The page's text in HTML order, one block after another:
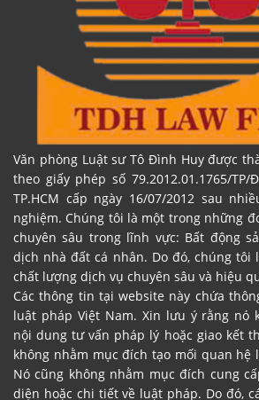
Văn phòng Luật sư Tô Đình Huy được
theo giấy phép số 79.2012.01.1765/TP/
TP.HCM cấp ngày 16/07/2012 sau
nghiệm. Chúng tôi là một trong những
chuyên sâu trong lĩnh vực: Bất động
dịch nhà đất cá nhân. Do đó, chúng tôi
chất lượng dịch vụ chuyên sâu và hiệu
Các thông tin tại website này chứa
luật pháp Việt Nam. Xin lưu ý rằng nó
nội dung tư vấn pháp lý hoặc giao kết
không nhằm mục đích tạo mối quan hệ
Nó cũng không nhằm mục đích cung
diện hoặc chi tiết về luật pháp. Do đó,